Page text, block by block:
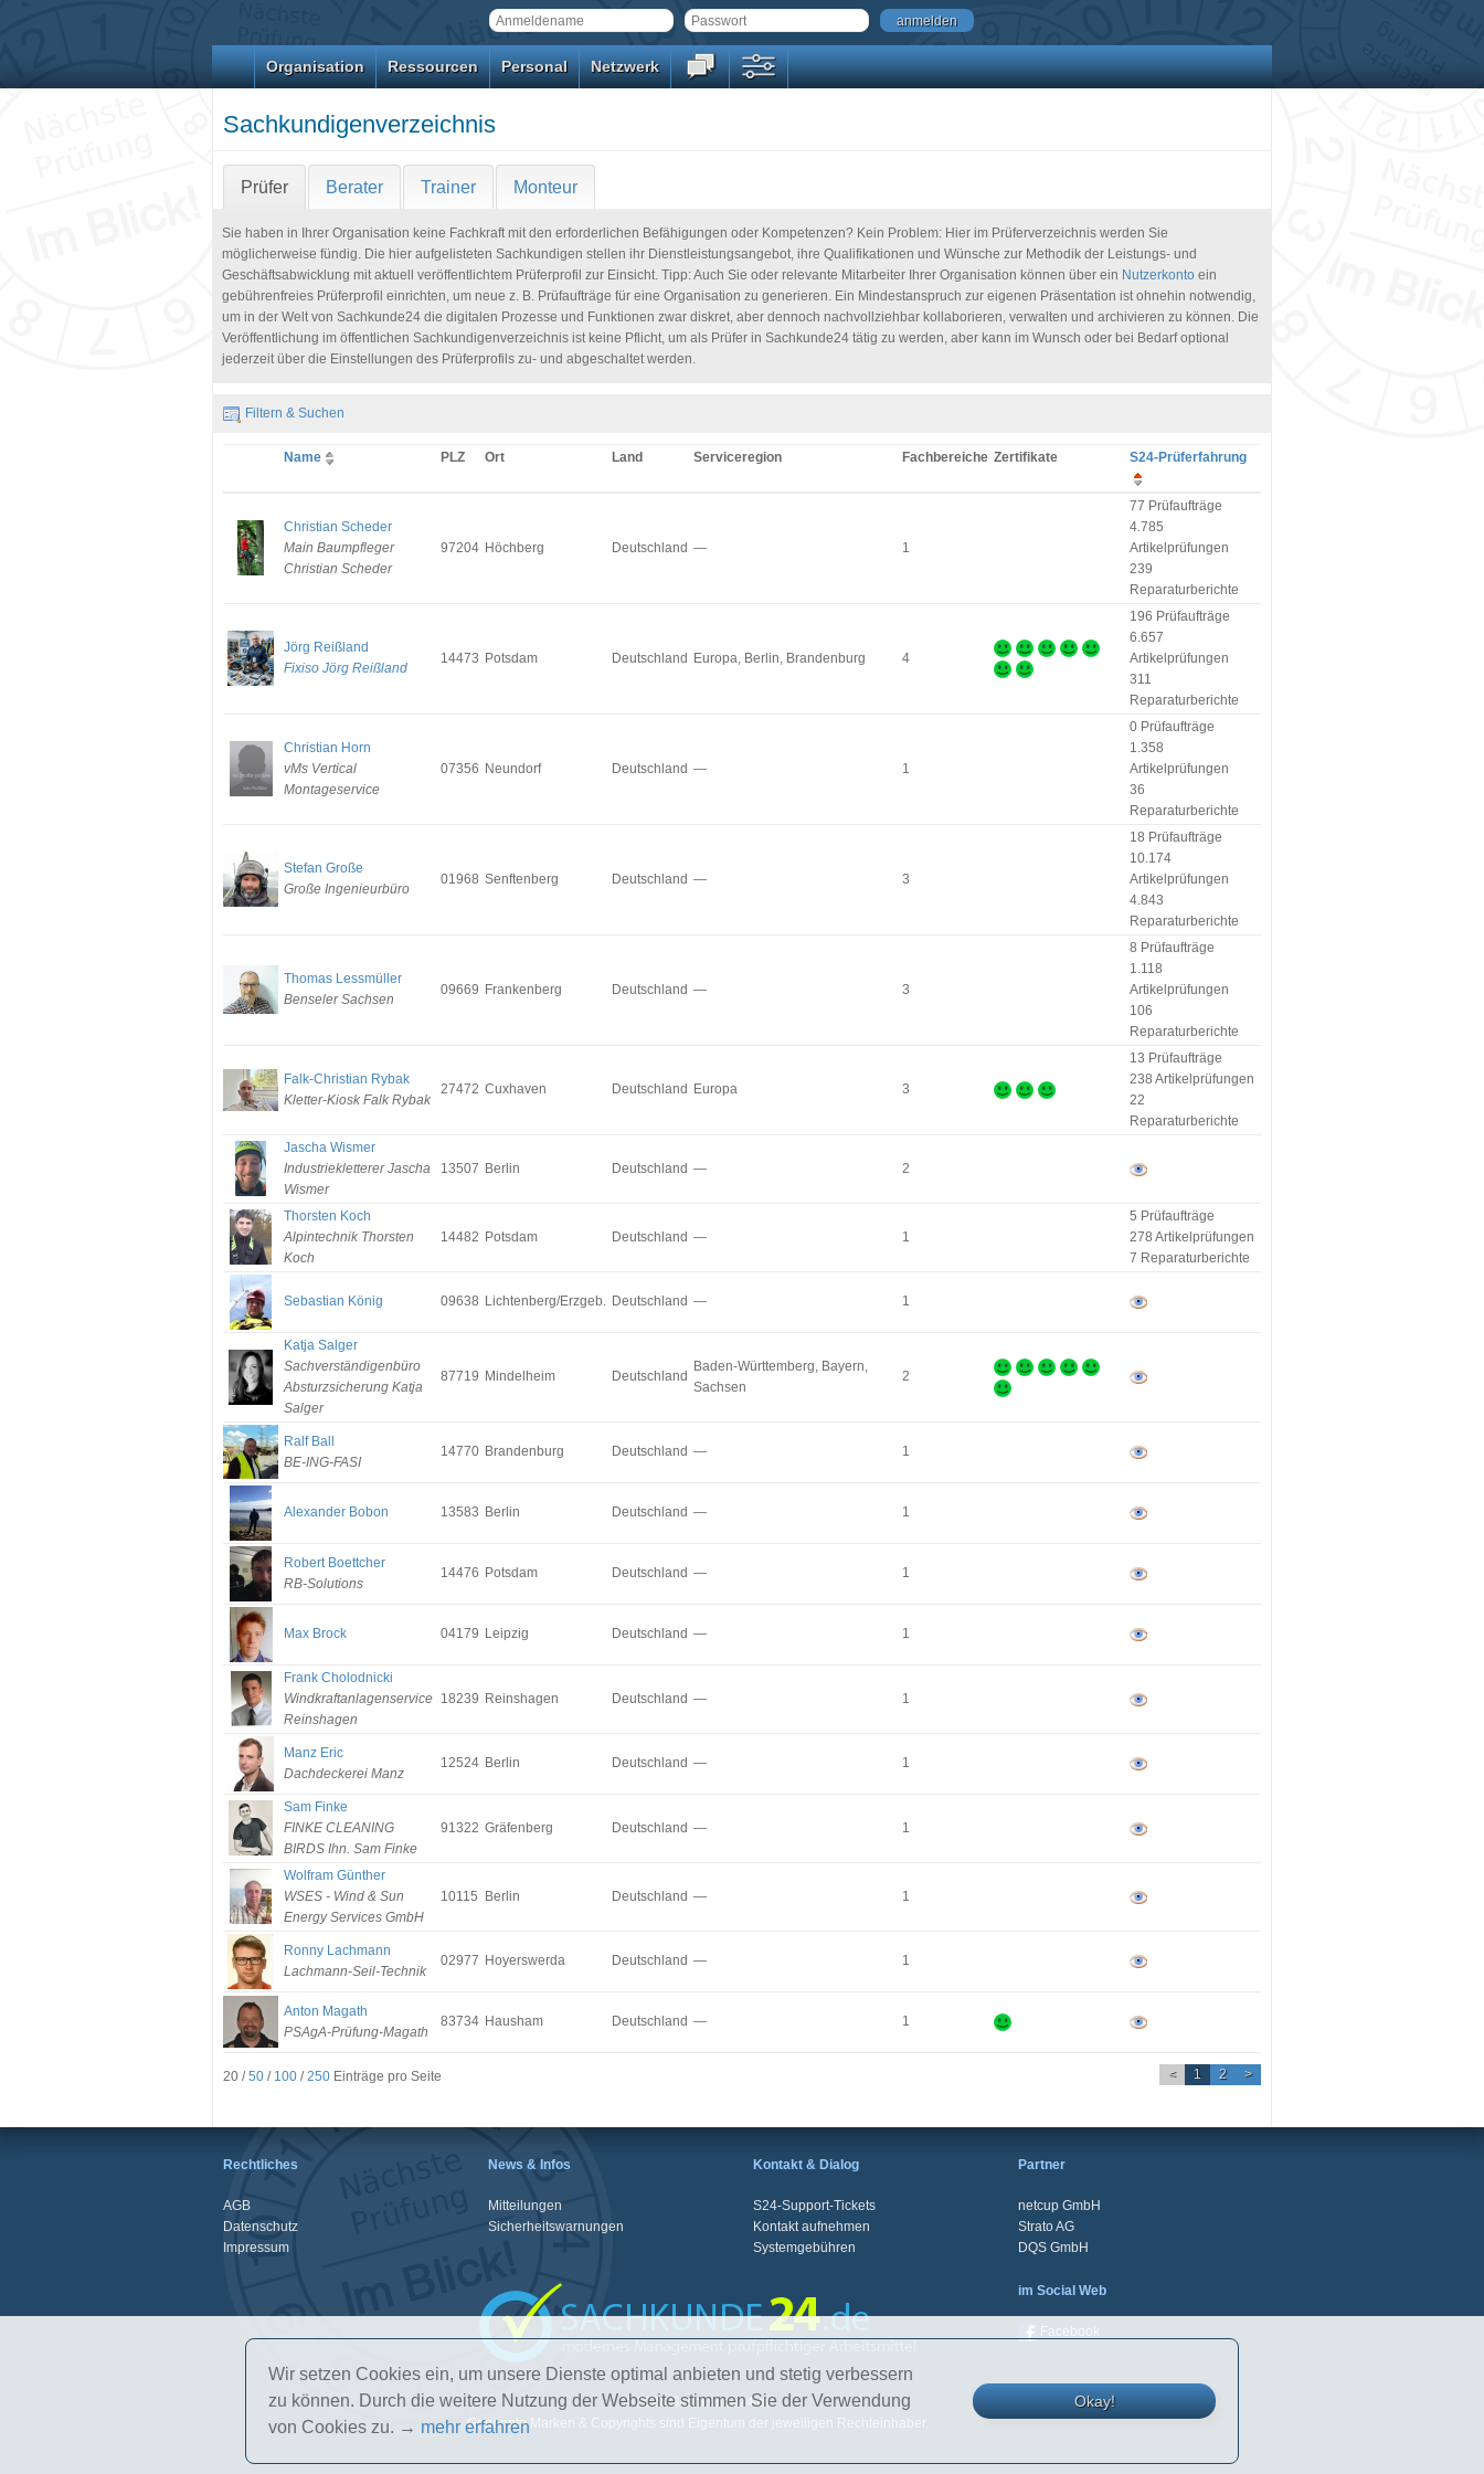
anmelden
Organisation Ressourcen Personal Netzwerk
Sachkundigenverzeichnis
Prüfer Berater Trainer Monteur
Sie haben in Ihrer Organisation keine Fachkraft mit den erforderlichen Befähigungen oder Kompetenzen? Kein Problem: Hier im Prüferverzeichnis werden Sie
möglicherweise fündig. Die hier aufgelisteten Sachkundigen stellen ihr Dienstleistungsangebot, ihre Qualifikationen und Wünsche zur Methodik der Leistungs- und
Geschäftsabwicklung mit aktuell veröffentlichtem Prüferprofil zur Einsicht. Tipp: Auch Sie oder relevante Mitarbeiter Ihrer Organisation können über ein Nutzerkonto ein
gebührenfreies Prüferprofil einrichten, um neue z. B. Prüfaufträge für eine Organisation zu generieren. Ein Mindestanspruch zur eigenen Präsentation ist ohnehin notwendig,
um in der Welt von Sachkunde24 die digitalen Prozesse und Funktionen zwar diskret, aber dennoch nachvollziehbar kollaborieren, verwalten und archivieren zu können. Die
Veröffentlichung im öffentlichen Sachkundigenverzeichnis ist keine Pflicht, um als Prüfer in Sachkunde24 tätig zu werden, aber kann im Wunsch oder bei Bedarf optional
jederzeit über die Einstellungen des Prüferprofils zu- und abgeschaltet werden.
Filtern & Suchen
Name PLZ Ort Land Serviceregion Fachbereiche Zertifikate S24-Prüferfahrung
Christian Scheder
Main Baumpfleger
Christian Scheder
97204 Höchberg Deutschland — 1
77 Prüfaufträge
4.785
Artikelprüfungen
239
Reparaturberichte
Jörg Reißland
Fixiso Jörg Reißland
14473 Potsdam Deutschland Europa, Berlin, Brandenburg 4
196 Prüfaufträge
6.657
Artikelprüfungen
311
Reparaturberichte
Christian Horn
vMs Vertical
Montageservice
07356 Neundorf Deutschland — 1
0 Prüfaufträge
1.358
Artikelprüfungen
36
Reparaturberichte
Stefan Große
Große Ingenieurbüro
01968 Senftenberg Deutschland — 3
18 Prüfaufträge
10.174
Artikelprüfungen
4.843
Reparaturberichte
Thomas Lessmüller
Benseler Sachsen
09669 Frankenberg Deutschland — 3
8 Prüfaufträge
1.118
Artikelprüfungen
106
Reparaturberichte
Falk-Christian Rybak
Kletter-Kiosk Falk Rybak
27472 Cuxhaven Deutschland Europa 3
13 Prüfaufträge
238 Artikelprüfungen
22
Reparaturberichte
Jascha Wismer
Industriekletterer Jascha
Wismer
13507 Berlin Deutschland — 2
Thorsten Koch
Alpintechnik Thorsten
Koch
14482 Potsdam Deutschland — 1
5 Prüfaufträge
278 Artikelprüfungen
7 Reparaturberichte
Sebastian König 09638 Lichtenberg/Erzgeb. Deutschland — 1
Katja Salger
Sachverständigenbüro
Absturzsicherung Katja
Salger
87719 Mindelheim Deutschland
Baden-Württemberg, Bayern,
Sachsen
2
Ralf Ball
BE-ING-FASI
14770 Brandenburg Deutschland — 1
Alexander Bobon 13583 Berlin Deutschland — 1
Robert Boettcher
RB-Solutions
14476 Potsdam Deutschland — 1
Max Brock 04179 Leipzig Deutschland — 1
Frank Cholodnicki
Windkraftanlagenservice
Reinshagen
18239 Reinshagen Deutschland — 1
Manz Eric
Dachdeckerei Manz
12524 Berlin Deutschland — 1
Sam Finke
FINKE CLEANING
BIRDS Ihn. Sam Finke
91322 Gräfenberg Deutschland — 1
Wolfram Günther
WSES - Wind & Sun
Energy Services GmbH
10115 Berlin Deutschland — 1
Ronny Lachmann
Lachmann-Seil-Technik
02977 Hoyerswerda Deutschland — 1
Anton Magath
PSAgA-Prüfung-Magath
83734 Hausham Deutschland — 1
20 /50 / 100 /250 Einträge pro Seite < 1 2 >
Rechtliches
AGB
Datenschutz
Impressum
News & Infos
Mitteilungen
Sicherheitswarnungen
Kontakt & Dialog
S24-Support-Tickets
Kontakt aufnehmen
Systemgebühren
Partner
netcup GmbH
Strato AG
DQS GmbH
© 2026 Sachkunde24.de
Genannte Marken & Copyrights sind Eigentum der jeweiligen Rechteinhaber.
im Social Web
Facebook
Wir setzen Cookies ein, um unsere Dienste optimal anbieten und stetig verbessern
zu können. Durch die weitere Nutzung der Webseite stimmen Sie der Verwendung
von Cookies zu. → mehr erfahren
Okay!